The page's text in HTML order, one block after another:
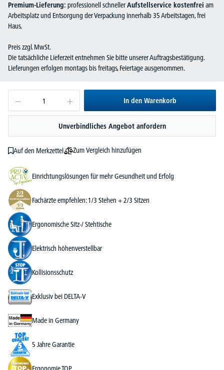
Premium-Lieferung: professionell schnellerAufstellservice kostenfrei am
Arbeitsplatz und Entsorgung der Verpackung innerhalb 35 Arbeitstagen, frei
Haus.
Preis zzgl. MwSt.
Die tatsächliche Lieferzeit entnehmen Sie bitte unserer Auftragsbestätigung.
Lieferungen erfolgen montags bis freitags, Feiertage ausgenommen.
In den Warenkorb
Unverbindliches Angebot anfordern
Auf den Merkzettel Zum Vergleich hinzufügen
Einrichtungslösungen für mehr Gesundheit und Erfolg
Fachärzte empfehlen: 1/3 Stehen + 2/3 Sitzen
Ergonomische Sitz-/ Stehtische
Elektrisch höhenverstellbar
Kollisionsschutz
Exklusiv bei DELTA-V
Made in Germany
5 Jahre Garantie